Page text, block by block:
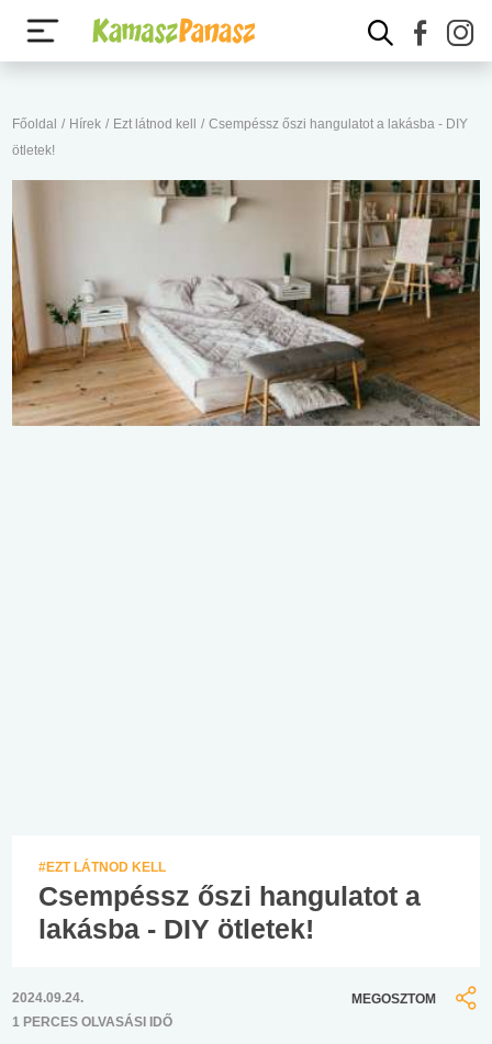
Főoldal / Hírek / Ezt látnod kell / Csempéssz őszi hangulatot a lakásba - DIY
ötletek!
#EZT LÁTNOD KELL
Csempéssz őszi hangulatot a
lakásba - DIY ötletek!
2024.09.24.
1 PERCES OLVASÁSI IDŐ
MEGOSZTOM